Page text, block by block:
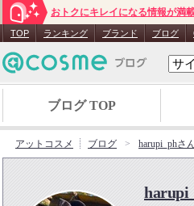
おトクにキレイになる情報が満載
TOP ランキング ブランド ブログ
ブログ TOP
アットコスメ ブログ harupi_phさ